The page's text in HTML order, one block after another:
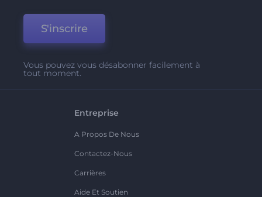
S'inscrire
Vous pouvez vous désabonner facilement à
tout moment.
Entreprise
A Propos De Nous
Contactez-Nous
Carrières
Aide Et Soutien